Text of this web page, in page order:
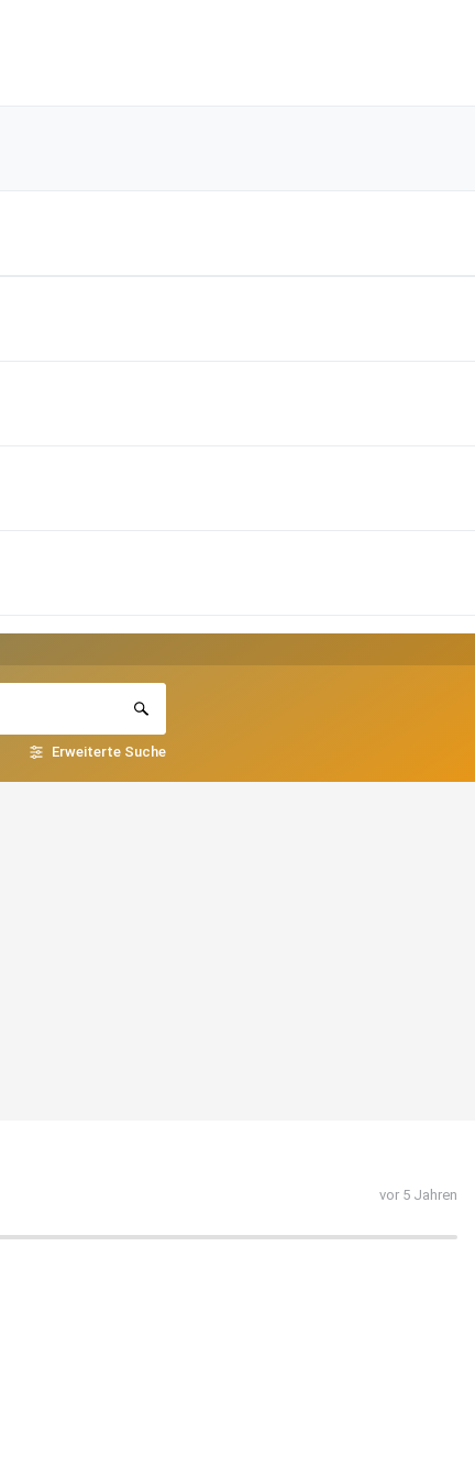
Erweiterte Suche
vor 5 Jahren